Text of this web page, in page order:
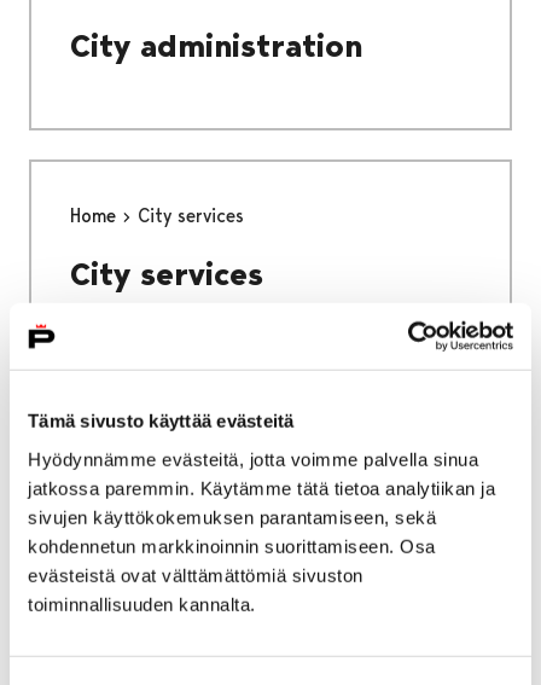
Tämä sivusto käyttää evästeitä
Hyödynnämme evästeitä, jotta voimme palvella sinua
jatkossa paremmin. Käytämme tätä tietoa analytiikan ja
sivujen käyttökokemuksen parantamiseen, sekä
kohdennetun markkinoinnin suorittamiseen. Osa
evästeistä ovat välttämättömiä sivuston
toiminnallisuuden kannalta.
City administration
Home City services
City services
Why Pori